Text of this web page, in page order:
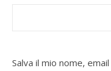
Salva il mio nome,